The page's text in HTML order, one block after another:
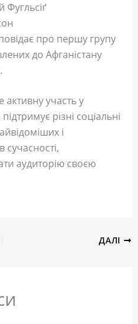
Фугльсіґ
про першу групу
до Афганістану
активну участь у
різні соціальні
і
сучасності,
аудиторію своєю
ДАЛІ